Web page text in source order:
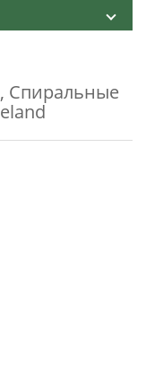
, Спиральные